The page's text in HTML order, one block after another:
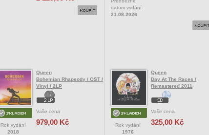
datum vydání:
21.08.2026
Rok vydání
2018
Queen
Bohemian Rhapsody / OST /
Vinyl / 2LP
Vaše cena
979,00 Kč
Rok vydání
1976
Queen
Day At The Races /
Remastered 2011
Vaše cena
325,00 Kč